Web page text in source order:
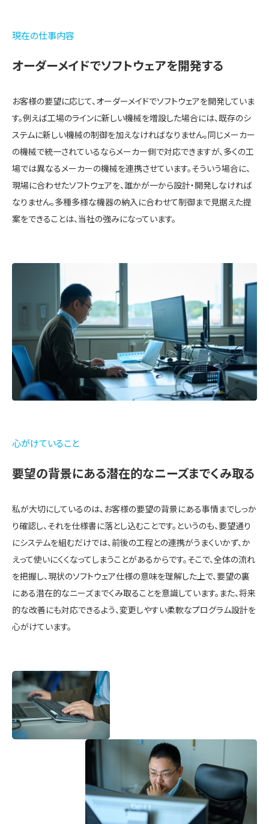
現在の仕事内容
オーダーメイドでソフトウェアを開発する
お客様の要望に応じて、オーダーメイドでソフトウェアを開発していま
す。例えば工場のラインに新しい機械を増設した場合には、既存のシ
ステムに新しい機械の制御を加えなければなりません。同じメーカー
の機械で統一されているならメーカー側で対応できますが、多くの工
場では異なるメーカーの機械を連携させています。そういう場合に、
現場に合わせたソフトウェアを、誰かが一から設計・開発しなければ
なりません。多種多様な機器の納入に合わせて制御まで見据えた提
案をできることは、当社の強みになっています。
心がけていること
要望の背景にある潜在的なニーズまでくみ取る
私が大切にしているのは、お客様の要望の背景にある事情までしっか
り確認し、それを仕様書に落とし込むことです。というのも、要望通り
にシステムを組むだけでは、前後の工程との連携がうまくいかず、か
えって使いにくくなってしまうことがあるからです。そこで、全体の流れ
を把握し、現状のソフトウェア仕様の意味を理解した上で、要望の裏
にある潜在的なニーズまでくみ取ることを意識しています。また、将来
的な改善にも対応できるよう、変更しやすい柔軟なプログラム設計を
心がけています。